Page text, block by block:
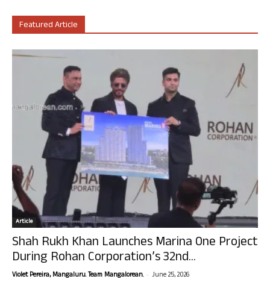
Featured Article
Article
Shah Rukh Khan Launches Marina One Project
During Rohan Corporation’s 32nd...
Violet Pereira, Mangaluru. Team Mangalorean. - June 25, 2026